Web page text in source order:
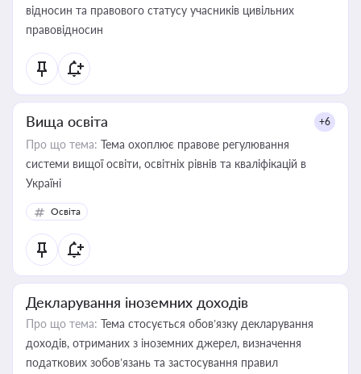
відносин та правового статусу учасників цивільних
правовідносин
Вища освіта +6
Про що тема: Тема охоплює правове регулювання
системи вищої освіти, освітніх рівнів та кваліфікацій в
Україні
Освіта
Декларування іноземних доходів
Про що тема: Тема стосується обов’язку декларування
доходів, отриманих з іноземних джерел, визначення
податкових зобов’язань та застосування правил